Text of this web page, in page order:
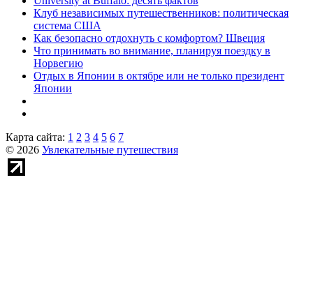
Клуб независимых путешественников: политическая
система США
Как безопасно отдохнуть с комфортом? Швеция
Что принимать во внимание, планируя поездку в
Норвегию
Отдых в Японии в октябре или не только президент
Японии
Карта сайта: 1 2 3 4 5 6 7
© 2026 Увлекательные путешествия